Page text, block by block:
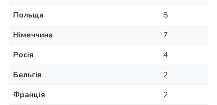
Польща
8
Німеччина
7
Росія
4
Бельгія
2
Франція
2